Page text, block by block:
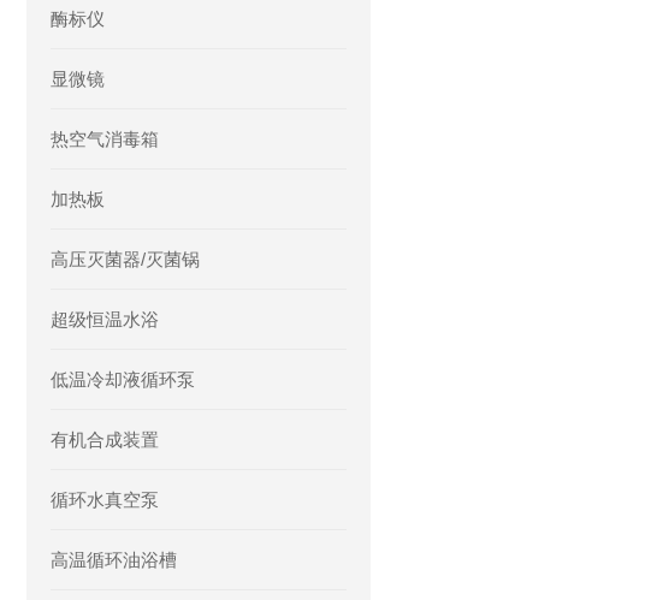
酶标仪
显微镜
热空气消毒箱
加热板
高压灭菌器/灭菌锅
超级恒温水浴
低温冷却液循环泵
有机合成装置
循环水真空泵
高温循环油浴槽